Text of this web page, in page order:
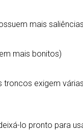
mais
mais bonitos)
troncos exigem
lo pronto para